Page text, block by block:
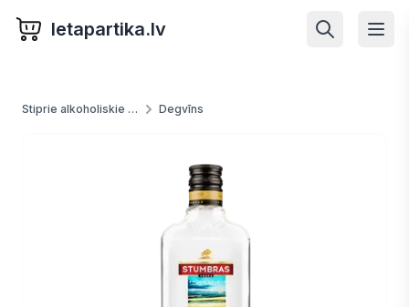
letapartika.lv
Stiprie alkoholiskie dzērieni Degvīns